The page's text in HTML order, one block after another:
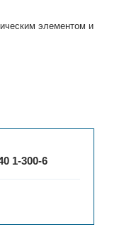
элементом и
1-300-6